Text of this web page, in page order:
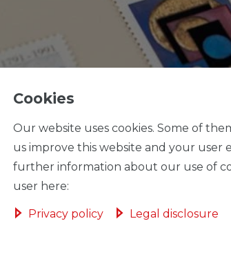
Cookies
Our website uses cookies. Some of
us improve this website and your user
further information about our use of
user here:
Privacy policy Legal disclosure